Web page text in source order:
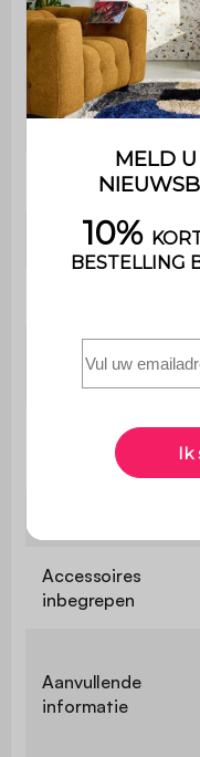
Warmhoudrooster
Verstelbaar
rooster
Kookhoogte
Deksel inbegrepen
Vetafscheider
Geïntegreerde
thermometer
Accessoires
inbegrepen
Aanvullende
informatie